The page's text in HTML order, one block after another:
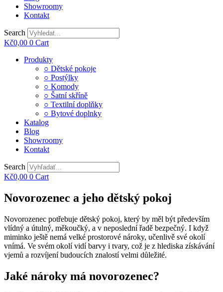
Showroomy
Kontakt
Search
Kč0,00 0 Cart
Main
Produkty
○ Dětské pokoje
○ Postýlky
○ Komody
○ Šatní skříně
○ Textilní doplňky
○ Bytové doplnky
Katalog
Blog
Showroomy
Kontakt
Search
Kč0,00 0 Cart
Novorozenec a jeho dětský pokoj
Novorozenec potřebuje dětský pokoj, který by měl být především
vlídný a útulný, měkoučký, a v neposlední řadě bezpečný. I když
miminko ještě nemá velké prostorové nároky, učenlivě své okolí
vnímá. Ve svém okolí vidí barvy i tvary, což je z hlediska získávání
vjemů a rozvíjení budoucích znalostí velmi důležité.
Jaké nároky má novorozenec?